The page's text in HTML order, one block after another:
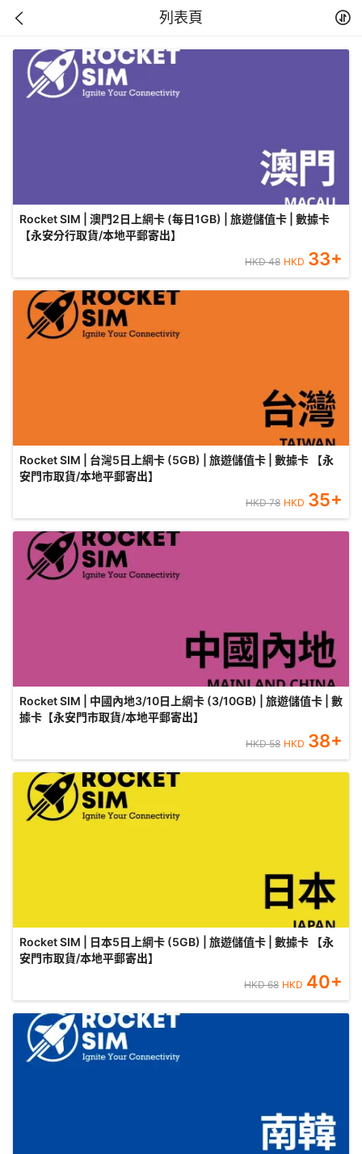
列表頁
Rocket SIM | 澳門2日上網卡 (每日1GB) | 旅遊儲值卡 | 數據卡
【永安分行取貨/本地平郵寄出】
HKD48 HKD 33+
Rocket SIM | 台灣5日上網卡 (5GB) | 旅遊儲值卡 | 數據卡 【永
安門市取貨/本地平郵寄出】
HKD78 HKD 35+
Rocket SIM | 中國內地3/10日上網卡 (3/10GB) | 旅遊儲值卡 | 數
據卡【永安門市取貨/本地平郵寄出】
HKD58 HKD 38+
Rocket SIM | 日本5日上網卡 (5GB) | 旅遊儲值卡 | 數據卡 【永
安門市取貨/本地平郵寄出】
HKD68 HKD 40+